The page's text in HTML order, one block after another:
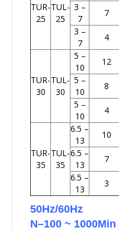
TUR-
25
TUL-
25
3 –
7
7
3 –
7
4
TUR-
30
TUL-
30
5 –
10
12
5 –
10
8
5 –
10
4
TUR-
35
TUL-
35
6.5 –
13
10
6.5 –
13
7
6.5 –
13
3
50Hz/60Hz
N–100 ~ 1000Min